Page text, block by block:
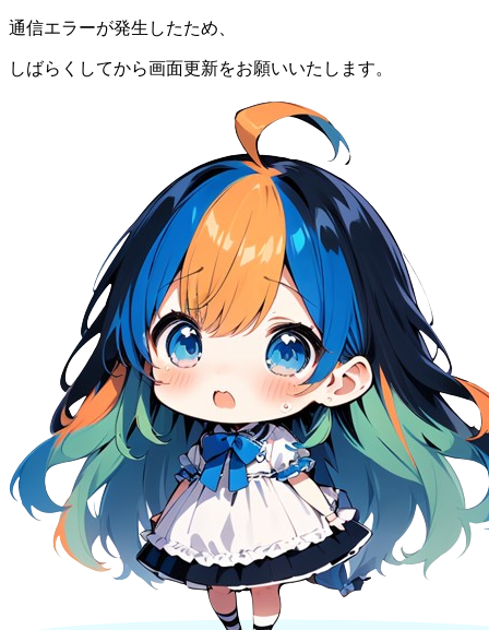
通信エラーが発生したため、
しばらくしてから画面更新をお願いいたします。